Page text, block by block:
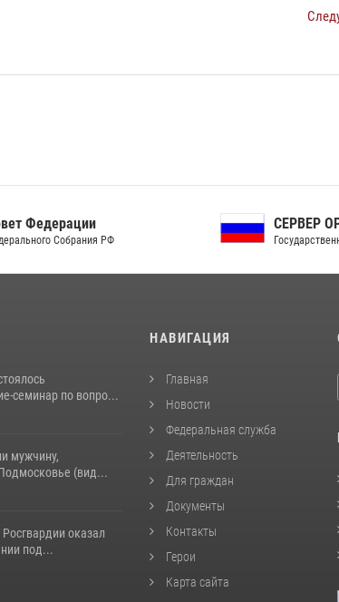
РФ
СЕРВЕР ОРГАНОВ
Государственной власти РФ
семинар по вопро...
мужчину,
(вид...
оказал
под...
НАВИГАЦИЯ
Главная
Новости
Федеральная служба
Деятельность
Для граждан
Документы
Контакты
Герои
Карта сайта